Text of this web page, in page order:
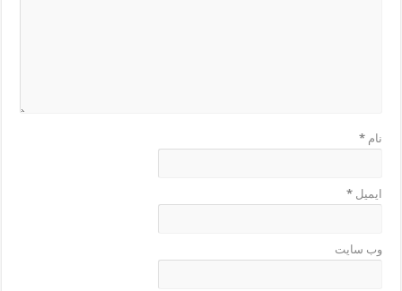
نام*
ایمیل*
وب‌ سایت